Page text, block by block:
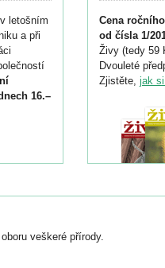
letošním
a při
16.–
Cena
od čísla 1/
Živy (tedy 59
Dvouleté
Zjistěte, jak
veškeré přírody.